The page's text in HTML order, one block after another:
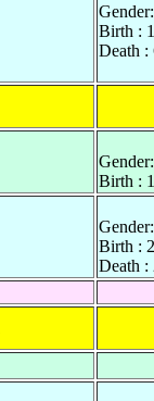
Birth :
Death :
Birth :
Birth :
Death :